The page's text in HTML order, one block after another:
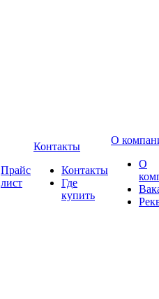
Прайс
лист
Контакты
Контакты
Где
купить
О
О